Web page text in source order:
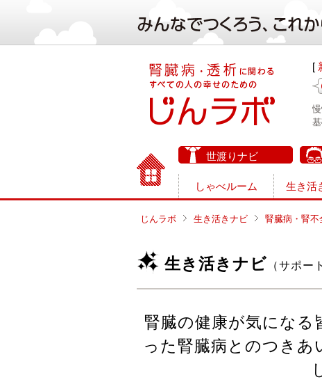
[
世渡りナビ
しゃべルーム 生き活
じんラボ 生き活きナビ 腎臓病・腎不
生き活きナビ （サポー
腎臓の健康が気になる
った腎臓病とのつきあ